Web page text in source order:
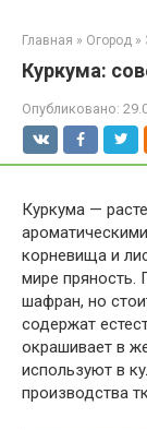
Главная » Огород »
Куркума:
Опубликовано:
Куркума —
корневища и
мире пряность.
шафран, но
содержат
окрашивает в
используют в
производства